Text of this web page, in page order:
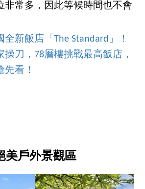
非常多，因此等候時間也不會
新飯店「The Standard」！
操刀，78層樓挑戰最高飯店，
看！
美戶外景觀區